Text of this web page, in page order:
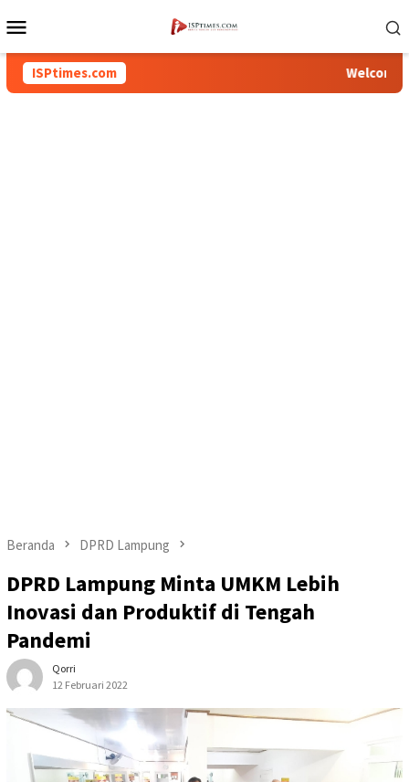
ke
Mobile
ISPtimes.com Welcome To
Beranda DPRD Lampung
DPRD Lampung Minta UMKM Lebih
Inovasi dan Produktif di Tengah
Pandemi
Qorri
12 Februari 2022